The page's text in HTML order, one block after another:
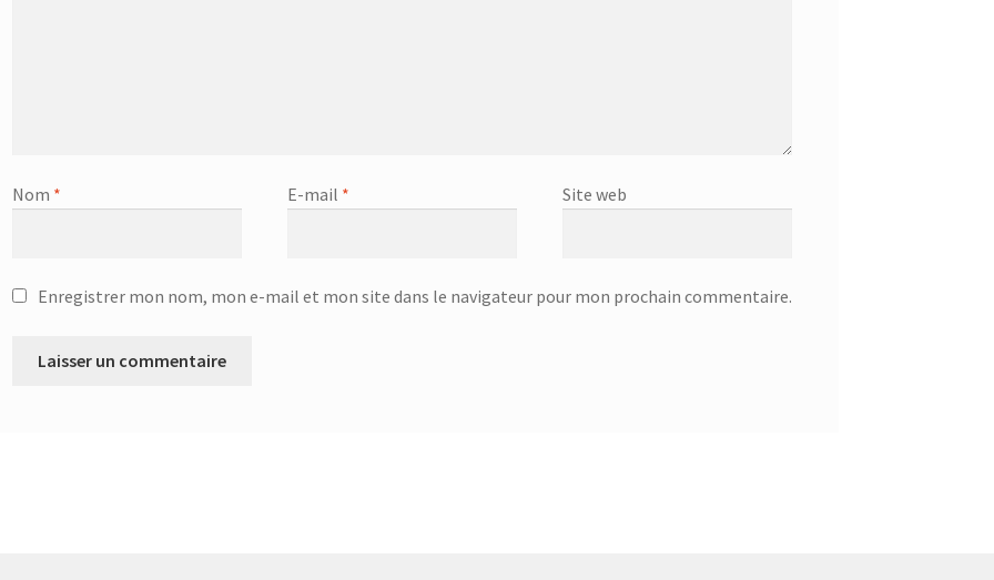
Nom * E-mail * Site web
Enregistrer mon nom, mon e-mail et mon site dans le navigateur pour mon prochain commentaire.